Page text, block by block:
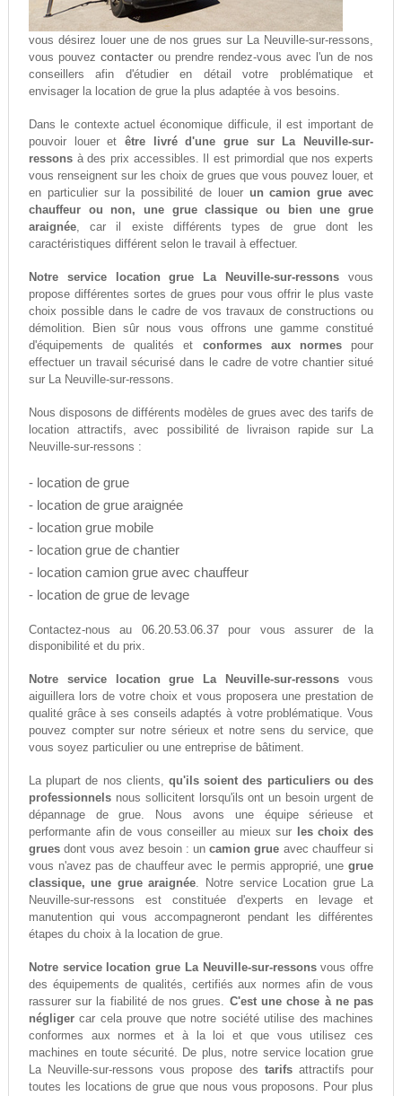
vous désirez louer une de nos grues sur La Neuville-sur-ressons,
vous pouvez contacterou prendre rendez-vous avec l'un de nos
conseillers afin d'étudier en détail votre problématique et
envisager la location de grue la plus adaptée à vos besoins.
Dans le contexte actuel économique difficule, il est important de
pouvoir louer et être livré d'une grue sur La Neuville-sur-
ressonsà des prix accessibles. Il est primordial que nos experts
vous renseignent sur les choix de grues que vous pouvez louer, et
en particulier sur la possibilité de louer un camion grue avec
chauffeur ou non, une grue classique ou bien une grue
araignée, car il existe différents types de grue dont les
caractéristiques différent selon le travail à effectuer.
Notre service location grue La Neuville-sur-ressons vous
propose différentes sortes de grues pour vous offrir le plus vaste
choix possible dans le cadre de vos travaux de constructions ou
démolition. Bien sûr nous vous offrons une gamme constitué
d'équipements de qualités et conformes aux normespour
effectuer un travail sécurisé dans le cadre de votre chantier situé
sur La Neuville-sur-ressons.
Nous disposons de différents modèles de grues avec des tarifs de
location attractifs, avec possibilité de livraison rapide sur La
Neuville-sur-ressons :
- location de grue
- location de grue araignée
- location grue mobile
- location grue de chantier
- location camion grue avec chauffeur
- location de grue de levage
Contactez-nous au 06.20.53.06.37pour vous assurer de la
disponibilité et du prix.
Notre service location grue La Neuville-sur-ressons vous
aiguillera lors de votre choix et vous proposera une prestation de
qualité grâce à ses conseils adaptés à votre problématique. Vous
pouvez compter sur notre sérieux et notre sens du service, que
vous soyez particulier ou une entreprise de bâtiment.
La plupart de nos clients, qu'ils soient des particuliers ou des
professionnelsnous sollicitent lorsqu'ils ont un besoin urgent de
dépannage de grue. Nous avons une équipe sérieuse et
performante afin de vous conseiller au mieux sur
les choix des
gruesdont vous avez besoin : uncamion grue avec chauffeur si
vous n'avez pas de chauffeur avec le permis approprié, unegrue
classique, une grue araignée. Notre service Location grue La
Neuville-sur-ressons est constituée d'experts en levage et
manutention qui vous accompagneront pendant les différentes
étapes du choix à la location de grue.
Notre service location grue La Neuville-sur-ressonsvous offre
des équipements de qualités, certifiés aux normes afin de vous
rassurer sur la fiabilité de nos grues. C'est une chose à ne pas
négligercar cela prouve que notre société utilise des machines
conformes aux normes et à la loi et que vous utilisez ces
machines en toute sécurité. De plus, notre service location grue
La Neuville-sur-ressons vous propose des tarifsattractifs pour
toutes les locations de grue que nous vous proposons. Pour plus